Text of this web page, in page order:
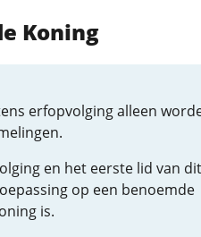
Koning
erfopvolging alleen
en het eerste lid van dit
op een benoemde
is.